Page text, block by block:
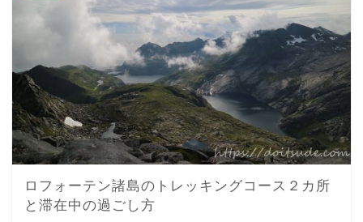
ロフォーテン諸島のトレッキングコース２カ所
と滞在中の過ごし方